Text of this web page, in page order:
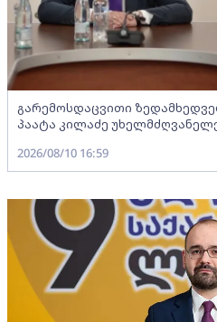
გარემოსდაცვითი
პაატა კილაძე
2026/08/10 16:59